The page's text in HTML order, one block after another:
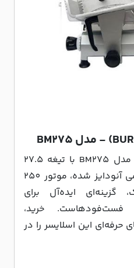
کالباس بر براکس BURAX مدل BM275 با تیغه 27.5
سانتیمتری، بدنه آلومینیومی آنودایز شده، موتور 250
گزینه‌ای ایده‌آل برای
فست‌فودهاست. خرید،
این اسلایسر را در